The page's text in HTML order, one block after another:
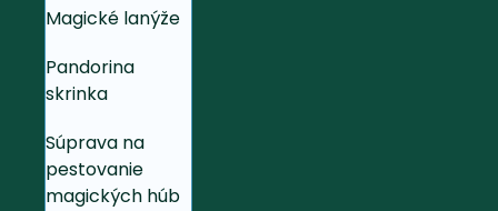
Magické lanýže
Pandorina
skrinka
Súprava na
pestovanie
magických húb